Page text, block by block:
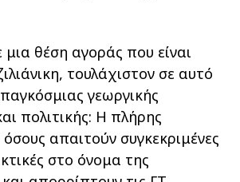
μια θέση αγοράς που είναι
τουλάχιστον σε αυτό
γεωργικής
πολιτικής: Η πλήρης
απαιτούν συγκεκριμένες
στο όνομα της